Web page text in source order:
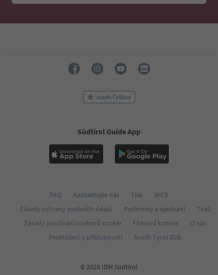
Jazyk: Čeština
Südtirol Guide App
FAQ Kontaktujte nás Tisk
MICE
Zásady ochrany osobních údajů
Podmínky a ujednání
Tiráž
Zásady používání souborů cookie
Filmová komise
O nás
Prohlášení o přístupnosti
South Tyrol B2B
© 2026 IDM Südtirol